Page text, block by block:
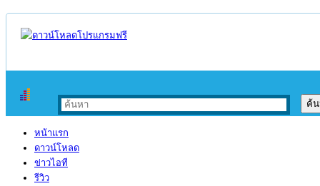
หน้าแรก
ดาวน์โหลด
ข่าวไอที
รีวิว